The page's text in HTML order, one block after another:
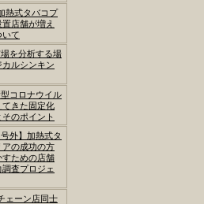
熱式タバコプ
店舗が増え
いて
を分析する場
ルシンキン
コロナウイル
てきた固定化
のポイント
外】加熱式タ
アの成功の方
ための店舗
査プロジェ
ェーン店同士